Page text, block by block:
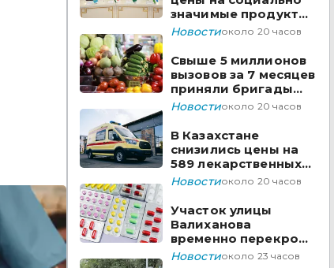
значимые продукты
за неделю
Новостиоколо 20 часов
Свыше 5 миллионов
вызовов за 7 месяцев
приняли бригады
скорой помощи
Новостиоколо 20 часов
В Казахстане
снизились цены на
589 лекарственных
препаратов
Новостиоколо 20 часов
Участок улицы
Валиханова
временно перекроют
в Астане
Новостиоколо 23 часов